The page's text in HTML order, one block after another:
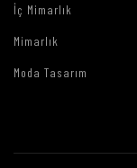
İç Mimarlık
Mimarlık
Moda Tasarım